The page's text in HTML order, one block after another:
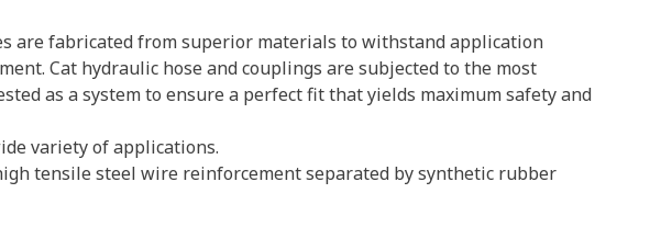
are fabricated from superior materials to withstand application
Cat hydraulic hose and couplings are subjected to the most
as a system to ensure a perfect fit that yields maximum safety and
variety of applications.
tensile steel wire reinforcement separated by synthetic rubber